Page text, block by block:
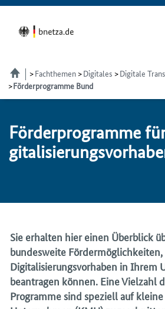
Fachthemen Digitales
Digitale
Förderprogramme Bund
För­der­pro­gram­me
Sie erhalten hier einen Überblick
bundesweite Fördermöglichkeiten,
Digitalisierungsvorhaben in Ihrem
beantragen können. Eine Vielzahl
Programme sind speziell auf